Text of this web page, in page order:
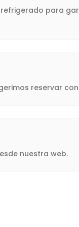
para
reservar
nuestra web.